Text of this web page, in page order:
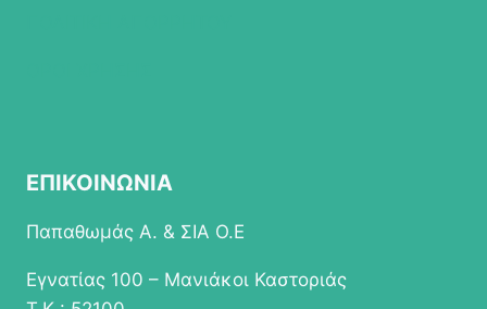
ΕΠΙΚΟΙΝΩΝΙΑ
Παπαθωμάς Α. & ΣΙΑ Ο.Ε
Εγνατίας 100 – Μανιάκοι Καστοριάς